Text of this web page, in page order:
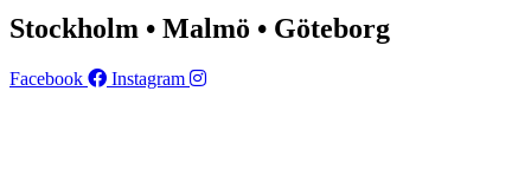
Stockholm • Malmö • Göteborg
Facebook Instagram